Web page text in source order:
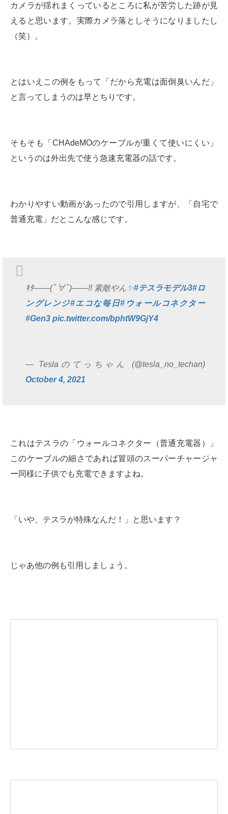
カメラが揺れまくっているところに私が苦労した跡が見
えると思います。実際カメラ落としそうになりましたし
（笑）。
とはいえこの例をもって「だから充電は面倒臭いんだ」
と言ってしまうのは早とちりです。
そもそも「CHAdeMOのケーブルが重くて使いにくい」
というのは外出先で使う急速充電器の話です。
わかりやすい動画があったので引用しますが、「自宅で
普通充電」だとこんな感じです。
ｷﾀ――(ﾟ∀ﾟ)――!! 素敵やん✨#テスラモデル3#ロ
ングレンジ#エコな毎日#ウォールコネクター
#Gen3 pic.twitter.com/bphtW9GjY4
— Teslaのてっちゃん (@tesla_no_techan)
October 4, 2021
これはテスラの「ウォールコネクター（普通充電器）」
このケーブルの細さであれば冒頭のスーパーチャージャ
ー同様に子供でも充電できますよね。
「いや、テスラが特殊なんだ！」と思います？
じゃあ他の例も引用しましょう。